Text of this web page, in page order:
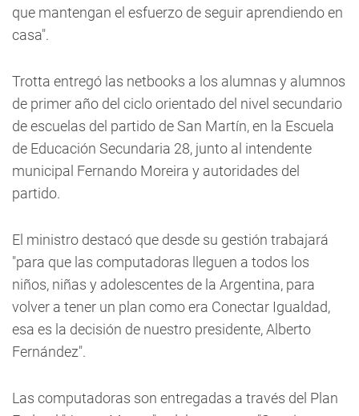
que mantengan el esfuerzo de seguir aprendiendo en
casa".
Trotta entregó las netbooks a los alumnas y alumnos
de primer año del ciclo orientado del nivel secundario
de escuelas del partido de San Martín, en la Escuela
de Educación Secundaria 28, junto al intendente
municipal Fernando Moreira y autoridades del
partido.
El ministro destacó que desde su gestión trabajará
"para que las computadoras lleguen a todos los
niños, niñas y adolescentes de la Argentina, para
volver a tener un plan como era Conectar Igualdad,
esa es la decisión de nuestro presidente, Alberto
Fernández".
Las computadoras son entregadas a través del Plan